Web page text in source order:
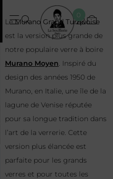
0
LeMurano Grand Turquoise
est la version plus grande de
notre populaire verre à boire
Murano Moyen. Inspiré du
design des années 1950 de
Murano, en Italie, une île de la
lagune de Venise réputée
pour sa longue tradition dans
l’art de la verrerie. Cette
version plus élancée est
parfaite pour les grands
verres et pour toutes les